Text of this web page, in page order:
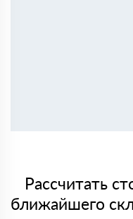
Рассчитать
ближайшего